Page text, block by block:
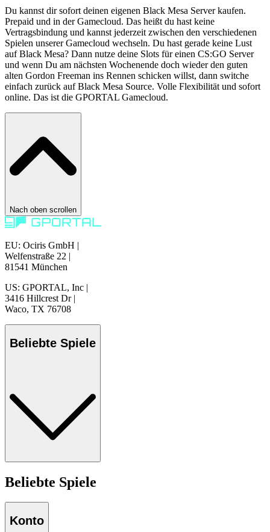
Du kannst dir sofort deinen eigenen Black Mesa Server kaufen.
Prepaid und in der Gamecloud. Das heißt du hast keine
Vertragsbindung und kannst jederzeit zwischen den verschiedenen
Spielen unserer Gamecloud wechseln. Du hast gerade keine Lust
auf Black Mesa? Dann nutze deine Slots für einen CS:GO Server
und wenn Du am nächsten Wochenende doch wieder den guten
alten Gordon Freeman ins Rennen schicken willst, dann switche
einfach zurück auf Black Mesa Source. Volle Flexibilität und sofort
online. Das ist die GPORTAL Gamecloud.
Nach oben scrollen
EU: Ociris GmbH |
Welfenstraße 22 |
81541 München
US: GPORTAL, Inc |
3416 Hillcrest Dr |
Waco, TX 76708
Beliebte Spiele
Beliebte Spiele
Konto